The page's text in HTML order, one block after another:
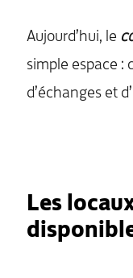
Aujourd’hui, le
simple espace :
d’échanges et
Les